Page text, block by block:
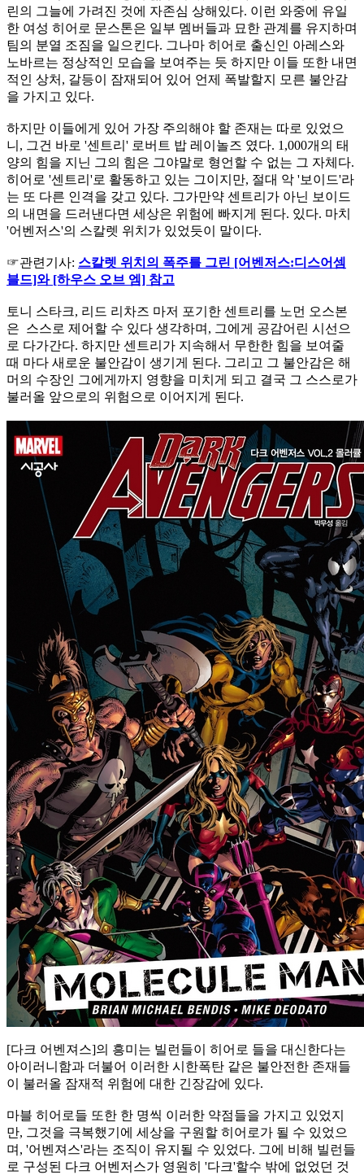
린의 그늘에 가려진 것에 자존심 상해있다. 이런 와중에 유일
한 여성 히어로 문스톤은 일부 멤버들과 묘한 관계를 유지하며
팀의 분열 조짐을 일으킨다. 그나마 히어로 출신인 아레스와
노바르는 정상적인 모습을 보여주는 듯 하지만 이들 또한 내면
적인 상처, 갈등이 잠재되어 있어 언제 폭발할지 모른 불안감
을 가지고 있다.
하지만 이들에게 있어 가장 주의해야 할 존재는 따로 있었으
니, 그건 바로 '센트리' 로버트 밥 레이놀즈 였다. 1,000개의 태
양의 힘을 지닌 그의 힘은 그야말로 형언할 수 없는 그 자체다.
히어로 '센트리'로 활동하고 있는 그이지만, 절대 악 '보이드'라
는 또 다른 인격을 갖고 있다. 그가만약 센트리가 아닌 보이드
의 내면을 드러낸다면 세상은 위험에 빠지게 된다. 있다. 마치
'어벤저스'의 스칼렛 위치가 있었듯이 말이다.
☞관련기사: 스칼렛 위치의 폭주를 그린 [어벤저스:디스어셈
블드]와 [하우스 오브 엠] 참고
토니 스타크, 리드 리차즈 마저 포기한 센트리를 노먼 오스본
은 스스로 제어할 수 있다 생각하며, 그에게 공감어린 시선으
로 다가간다. 하지만 센트리가 지속해서 무한한 힘을 보여줄
때 마다 새로운 불안감이 생기게 된다. 그리고 그 불안감은 해
머의 수장인 그에게까지 영향을 미치게 되고 결국 그 스스로가
불러올 앞으로의 위험으로 이어지게 된다.
[다크 어벤져스]의 흥미는 빌런들이 히어로 들을 대신한다는
아이러니함과 더불어 이러한 시한폭탄 같은 불안전한 존재들
이 불러올 잠재적 위험에 대한 긴장감에 있다.
마블 히어로들 또한 한 명씩 이러한 약점들을 가지고 있었지
만, 그것을 극복했기에 세상을 구원할 히어로가 될 수 있었으
며, '어벤져스'라는 조직이 유지될 수 있었다. 그에 비해 빌런들
로 구성된 다크 어벤저스가 영원히 '다크'할수 밖에 없었던 것